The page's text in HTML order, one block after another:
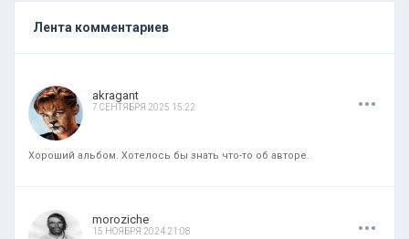
Лента комментариев
akragant
7 СЕНТЯБРЯ 2025 15:22 ...
Хороший альбом. Хотелось бы знать что-то об авторе.
moroziche
15 НОЯБРЯ 2024 21:08 ...